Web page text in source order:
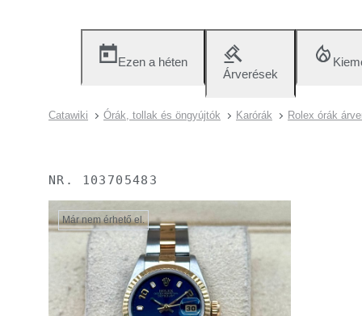
Ezen a héten
Árverések
Catawiki Órák, tollak és öngyújtók Karórák Rolex órák
NR. 103705483
Már nem érhető el.